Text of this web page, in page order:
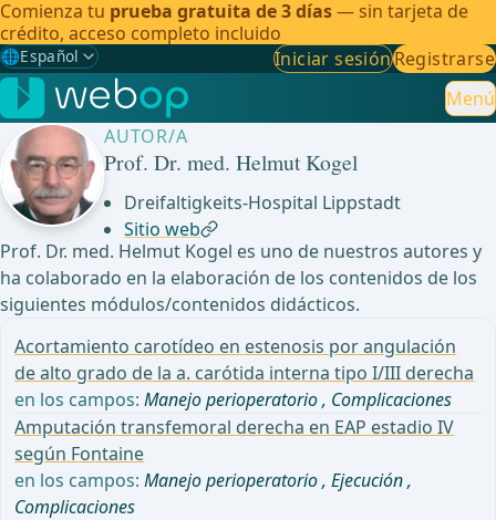
Comienza tu prueba gratuita de 3 días— sin tarjeta de
crédito, acceso completo incluido
🌐Español
Gewählte Sprache: Español
🇩🇪 Alemán
🇬🇧 Inglés
🇪🇸Español ✓
🇧🇷Brasileño
Iniciar sesiónRegistrarse
Menú
AUTOR/A
Prof. Dr. med. Helmut Kogel
Dreifaltigkeits-Hospital Lippstadt
Sitio web
Prof. Dr. med. Helmut Kogel es uno de nuestros autores y
ha colaborado en la elaboración de los contenidos de los
siguientes módulos/contenidos didácticos.
Acortamiento carotídeo en estenosis por angulación
de alto grado de la a. carótida interna tipo I/III derecha
en los campos:Manejo perioperatorio, Complicaciones
Amputación transfemoral derecha en EAP estadio IV
según Fontaine
en los campos:Manejo perioperatorio,Ejecución,
Complicaciones